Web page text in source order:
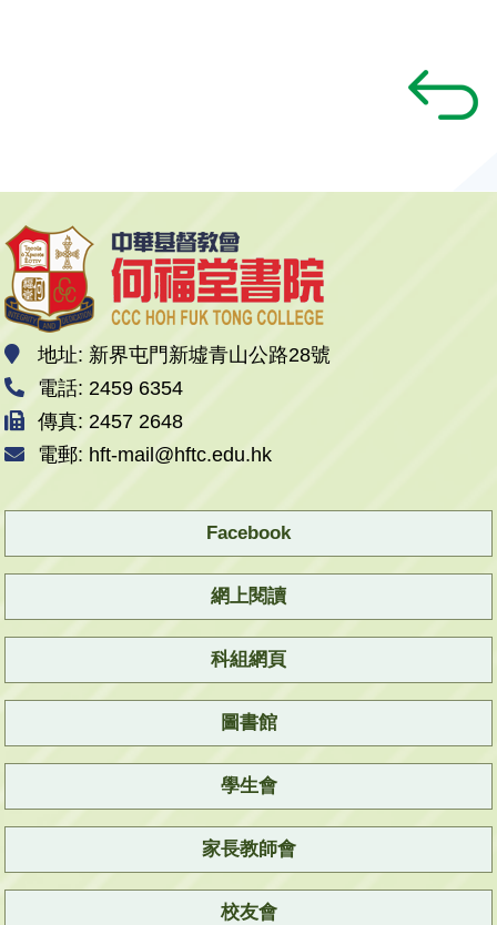
地址: 新界屯門新墟青山公路28號
電話: 2459 6354
傳真: 2457 2648
電郵: hft-mail@hftc.edu.hk
Facebook
網上閱讀
科組網頁
圖書館
學生會
家長教師會
校友會